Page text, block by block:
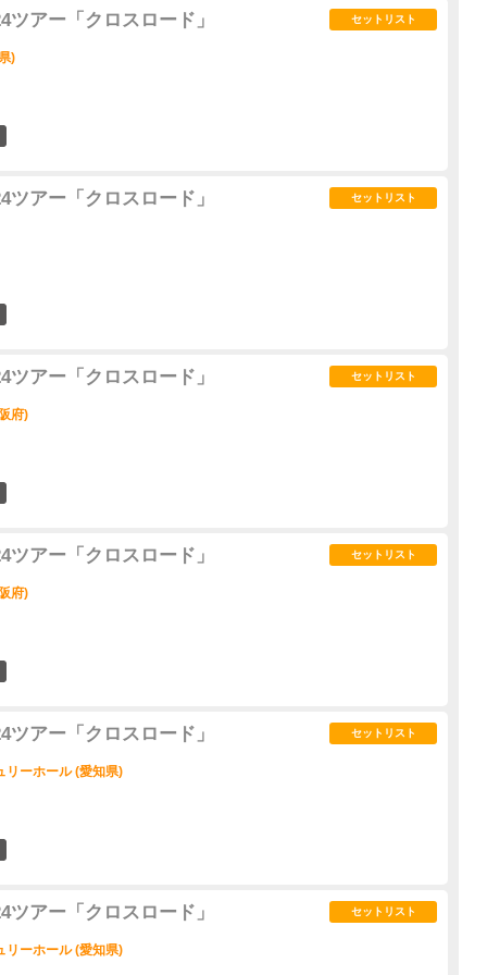
ツアー「クロスロード」
)
セットリスト
ツアー「クロスロード」 セットリスト
ツアー「クロスロード」
府)
セットリスト
ツアー「クロスロード」
府)
セットリスト
ツアー「クロスロード」
リーホール (愛知県)
セットリスト
ツアー「クロスロード」
リーホール (愛知県)
セットリスト